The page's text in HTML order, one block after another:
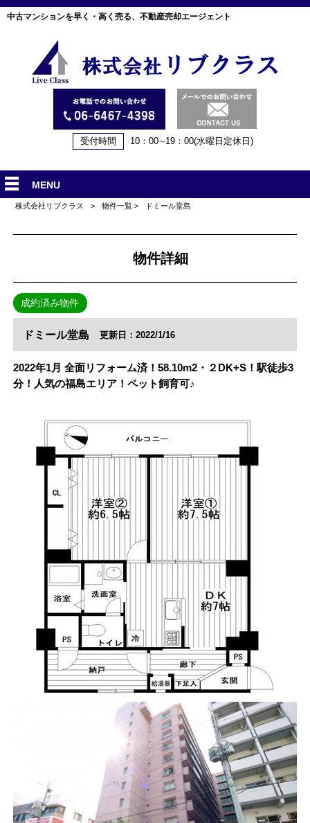
中古マンションを早く・高く売る、不動産売却エージェント
受付時間 10：00∼19：00(水曜日定休日)
MENU
株式会社リブクラス > 物件一覧 > ドミール堂島
物件詳細
成約済み物件
ドミール堂島 更新日：2022/1/16
2022年1月 全面リフォーム済！58.10m2・２DK+S！駅徒歩3
分！人気の福島エリア！ペット飼育可♪